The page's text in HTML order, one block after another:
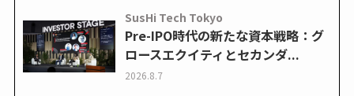
SusHi Tech Tokyo
Pre-IPO時代の新たな資本戦略：グ
ロースエクイティとセカンダ...
2026.8.7